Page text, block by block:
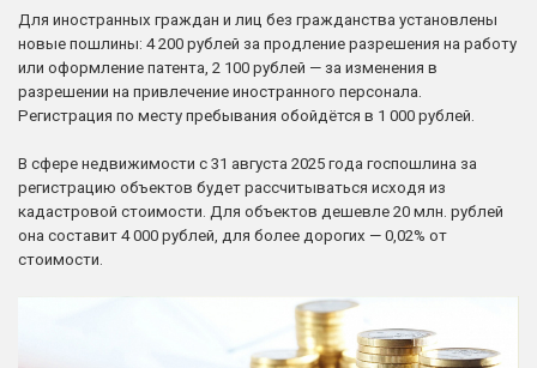
Защита сделки
Наследство
О компании
Контакты
Для иностранных граждан и лиц без гражданства установлены
новые пошлины: 4 200 рублей за продление разрешения на работу
или оформление патента, 2 100 рублей — за изменения в
разрешении на привлечение иностранного персонала.
Регистрация по месту пребывания обойдётся в 1 000 рублей.
В сфере недвижимости с 31 августа 2025 года госпошлина за
регистрацию объектов будет рассчитываться исходя из
кадастровой стоимости. Для объектов дешевле 20 млн. рублей
она составит 4 000 рублей, для более дорогих — 0,02% от
стоимости.